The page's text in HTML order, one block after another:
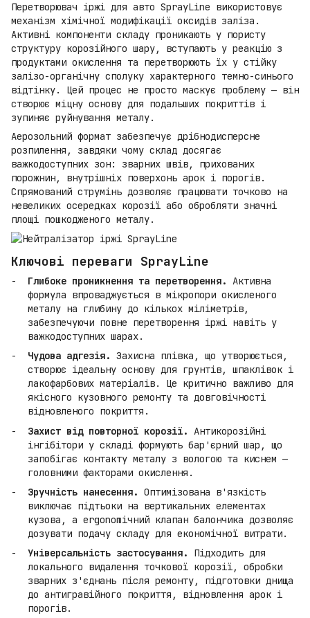
Перетворювач іржі для авто SprayLine використовує
механізм хімічної модифікації оксидів заліза.
Активні компоненти складу проникають у пористу
структуру корозійного шару, вступають у реакцію з
продуктами окислення та перетворюють їх у стійку
залізо-органічну сполуку характерного темно-синього
відтінку. Цей процес не просто маскує проблему — він
створює міцну основу для подальших покриттів і
зупиняє руйнування металу.
Аерозольний формат забезпечує дрібнодисперсне
розпилення, завдяки чому склад досягає
важкодоступних зон: зварних швів, прихованих
порожнин, внутрішніх поверхонь арок і порогів.
Спрямований струмінь дозволяє працювати точково на
невеликих осередках корозії або обробляти значні
площі пошкодженого металу.
Ключові переваги SprayLine
Глибоке проникнення та перетворення. Активна
формула впроваджується в мікропори окисленого
металу на глибину до кількох міліметрів,
забезпечуючи повне перетворення іржі навіть у
важкодоступних шарах.
Чудова адгезія. Захисна плівка, що утворюється,
створює ідеальну основу для грунтів, шпаклівок і
лакофарбових матеріалів. Це критично важливо для
якісного кузовного ремонту та довговічності
відновленого покриття.
Захист від повторної корозії. Антикорозійні
інгібітори у складі формують бар'єрний шар, що
запобігає контакту металу з вологою та киснем —
головними факторами окислення.
Зручність нанесення. Оптимізована в'язкість
виключає підтьоки на вертикальних елементах
кузова, а ergonomічний клапан балончика дозволяє
дозувати подачу складу для економічної витрати.
Універсальність застосування.
Підходить для
локального видалення точкової корозії, обробки
зварних з'єднань після ремонту, підготовки днища
до антигравійного покриття, відновлення арок і
порогів.